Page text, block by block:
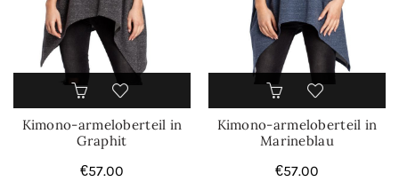
Kimono-armeloberteil in
Graphit
€57.00
Kimono-armeloberteil in
Marineblau
€57.00